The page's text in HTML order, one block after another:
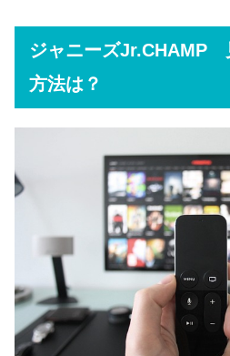
ジャニーズJr.CHAMP
方法は？